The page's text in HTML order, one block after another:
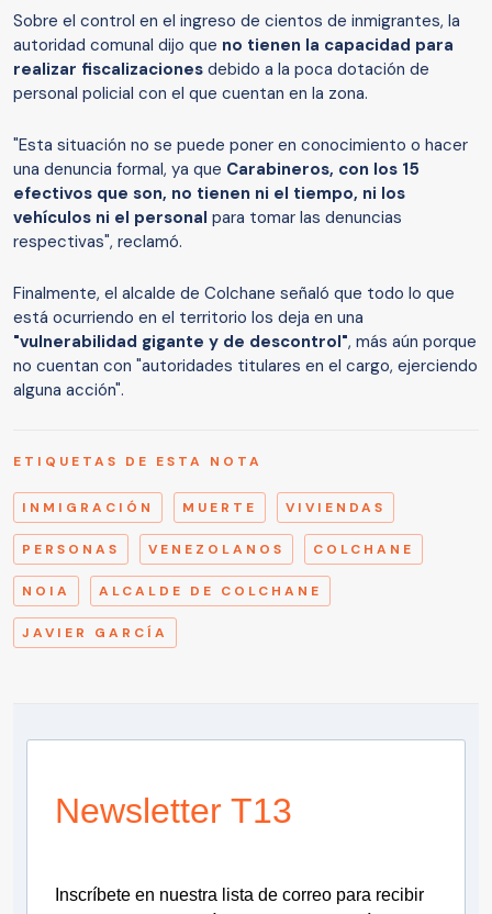
Sobre el control en el ingreso de cientos de inmigrantes, la
autoridad comunal dijo que no tienen la capacidad para
realizar fiscalizaciones debido a la poca dotación de
personal policial con el que cuentan en la zona.
"Esta situación no se puede poner en conocimiento o hacer
una denuncia formal, ya que Carabineros, con los 15
efectivos que son, no tienen ni el tiempo, ni los
vehículos ni el personal para tomar las denuncias
respectivas", reclamó.
Finalmente, el alcalde de Colchane señaló que todo lo que
está ocurriendo en el territorio los deja en una
"vulnerabilidad gigante y de descontrol", más aún porque
no cuentan con "autoridades titulares en el cargo, ejerciendo
alguna acción".
ETIQUETAS DE ESTA NOTA
INMIGRACIÓN MUERTE VIVIENDAS
PERSONAS VENEZOLANOS COLCHANE
NOIA ALCALDE DE COLCHANE
JAVIER GARCÍA
Newsletter T13
Inscríbete en nuestra lista de correo para recibir